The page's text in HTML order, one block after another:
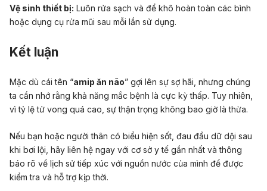
Vệ sinh thiết bị: Luôn rửa sạch và để khô hoàn toàn các bình
hoặc dụng cụ rửa mũi sau mỗi lần sử dụng.
Kết luận
Mặc dù cái tên “amip ăn não” gợi lên sự sợ hãi, nhưng chúng
ta cần nhớ rằng khả năng mắc bệnh là cực kỳ thấp. Tuy nhiên,
vì tỷ lệ tử vong quá cao, sự thận trọng không bao giờ là thừa.
Nếu bạn hoặc người thân có biểu hiện sốt, đau đầu dữ dội sau
khi bơi lội, hãy liên hệ ngay với cơ sở y tế gần nhất và thông
báo rõ về lịch sử tiếp xúc với nguồn nước của mình để được
kiểm tra và hỗ trợ kịp thời.